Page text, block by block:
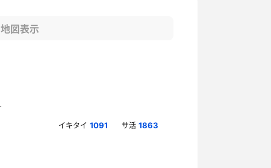
地図表示
イキタイ 1091 サ活 1863